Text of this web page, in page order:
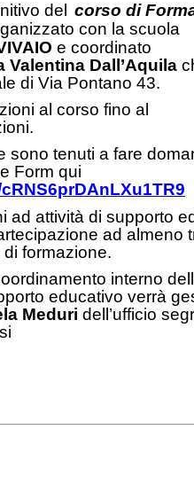
del
corso di
con la scuola
e coordinato
Dall’Aquila
di Via Pontano 43.
al corso fino al
sono tenuti a fare
Form qui
ad attività di supporto
ad almeno
formazione.
interno
educativo verrà
Meduri dell’ufficio